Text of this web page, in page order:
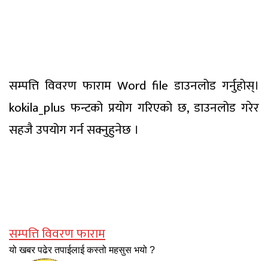
सम्पत्ति विवरण फाराम Word file डाउनलोड गर्नुहोस्।
kokila_plus फन्टको प्रयोग गरिएको छ, डाउनलोड गरेर
सहजै उपयोग गर्न सक्नुहुनेछ ।
सम्पत्ति विवरण फाराम
यो खबर पढेर तपाईलाई कस्तो महसुस भयो ?